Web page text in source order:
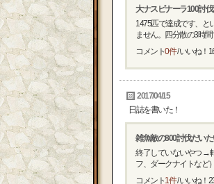
大ナスビナーラ100討
1475匹で達成です、と
ません。四分散の3時間
コメント0件/ いいね！
2017/04/15
日誌を書いた！
雑魚敵の800討伐だい
終了していないやつ →
フ、ダークナイトなど
コメント1件/ いいね！